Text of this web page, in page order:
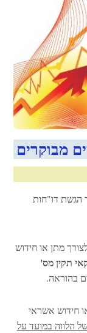
מבוקרים
הגשת דו"חות
מתן או חידוש
תקין מס'
בעת מתן או חידוש אשראי
הלווה במועד על